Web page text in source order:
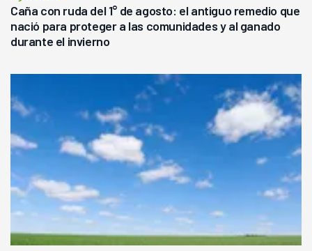
Caña con ruda del 1° de agosto: el antiguo remedio que
nació para proteger a las comunidades y al ganado
durante el invierno